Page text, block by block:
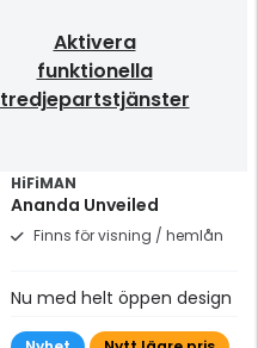
Aktivera
funktionella
tredjepartstjänster
HiFiMAN
Ananda Unveiled
Finns för visning / hemlån
Nu med helt öppen design